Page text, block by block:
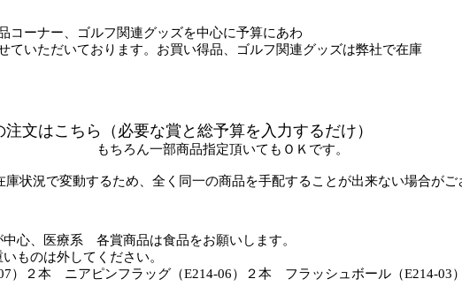
コーナー ゴルフ関連グッズを中心に予算にあわ
ます。お買い得品、ゴルフ関連グッズは弊社で在庫
文はこちら（必要な賞と総予算を入力するだけ）
頂いてもＯＫです。
庫状況で変動するため、全く同一の商品を手配することが出来ない場合がご
心、医療系 各賞商品は食品をお願いします。
してください。
フラッグ（E214-06）２本 フラッシュボール（E214-03